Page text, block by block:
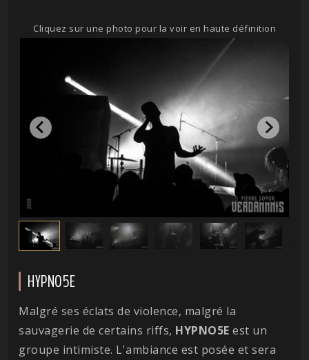
Cliquez sur une photo pour la voir en haute définition
HYPNO5E
Malgré ses éclats de violence, malgré la
sauvagerie de certains riffs, HYPNO5E est un
groupe intimiste. L'ambiance est posée et sera